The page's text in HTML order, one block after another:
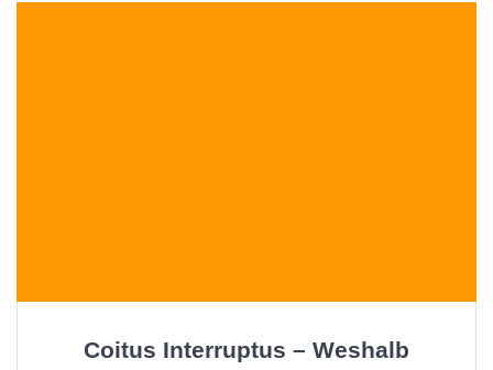
Coitus Interruptus – Weshalb